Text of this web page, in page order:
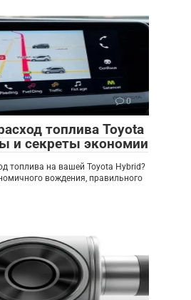
0
топлива Toyota
и секреты экономии
топлива на вашей Toyota Hybrid?
вождения, правильного